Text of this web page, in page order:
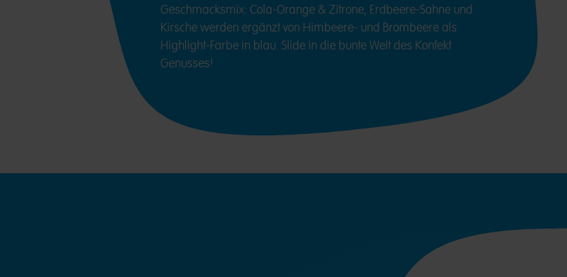
Geschmacksmix: Cola-Orange & Zitrone, Erdbeere-Sahne und
Kirsche werden ergänzt von Himbeere- und Brombeere als
Highlight-Farbe in blau. Slide in die bunte Welt des Konfekt
Genusses!